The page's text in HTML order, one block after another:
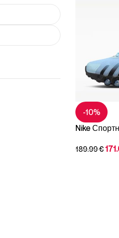
-10%
Nike
189.99€